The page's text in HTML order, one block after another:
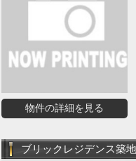
物件の詳細を見る
ブリックレジデンス築